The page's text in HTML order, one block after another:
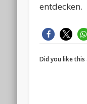
entdecken.
Did you like